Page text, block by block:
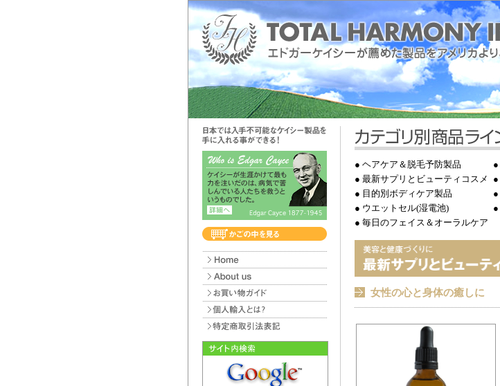
● ヘアケア＆脱毛予防製品
● 最新サプリとビューティコスメ
● 目的別ボディケア製品
● ウエットセル(湿電池)
●
●
●
●
● 毎日のフェイス＆オーラルケア
女性の心と身体の癒しに